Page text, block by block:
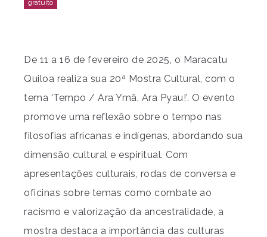
De 11 a 16 de fevereiro de 2025, o Maracatu
Quiloa realiza sua 20ª Mostra Cultural, com o
tema ‘Tempo / Ara Ymã, Ara Pyau!’. O evento
promove uma reflexão sobre o tempo nas
filosofias africanas e indígenas, abordando sua
dimensão cultural e espiritual. Com
apresentações culturais, rodas de conversa e
oficinas sobre temas como combate ao
racismo e valorização da ancestralidade, a
mostra destaca a importância das culturas